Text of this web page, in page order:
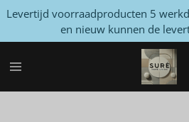
Ga
naar
de
Levertijd voorraadproducten 5
en nieuw kunnen de